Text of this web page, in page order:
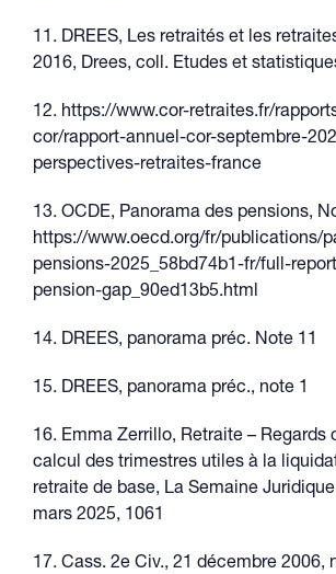
11. DREES, Les retraités et les
2016, Drees, coll. Etudes et
12. https://www.cor-retraites.fr/
cor/rapport-annuel-cor-septembre-
perspectives-retraites-france
13. OCDE, Panorama des pensions,
https://www.oecd.org/fr/publications/
pensions-2025_58bd74b1-fr/full-
pension-gap_90ed13b5.html
14. DREES, panorama préc. Note 11
15. DREES, panorama préc., note 1
16. Emma Zerrillo, Retraite – Regards
calcul des trimestres utiles à la
retraite de base, La Semaine Juridique
mars 2025, 1061
17. Cass. 2e Civ., 21 décembre 2006,